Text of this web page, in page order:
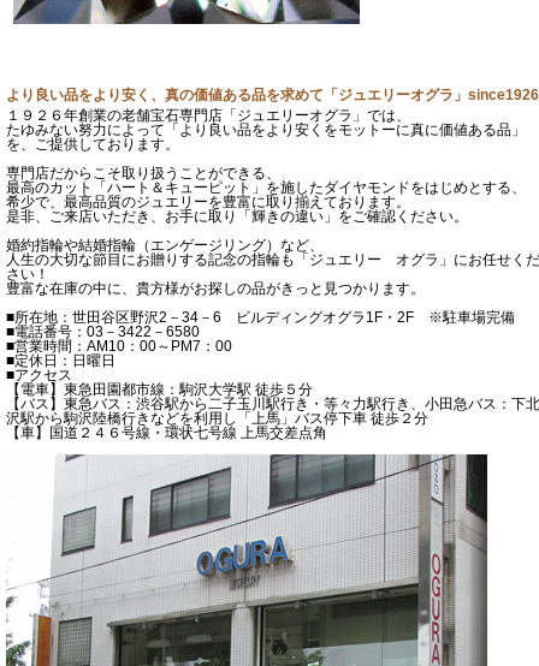
より良い品をより安く、真の価値ある品を求めて「ジュエリーオグラ」since1926
１９２６年創業の老舗宝石専門店「ジュエリーオグラ」では、
たゆみない努力によって「より良い品をより安くをモットーに真に価値ある品」
を、ご提供しております。
専門店だからこそ取り扱うことができる、
最高のカット「ハート＆キューピット」を施したダイヤモンドをはじめとする、
希少で、最高品質のジュエリーを豊富に取り揃えております。
是非、ご来店いただき、お手に取り「輝きの違い」をご確認ください。
婚約指輪や結婚指輪（エンゲージリング）など、
人生の大切な節目にお贈りする記念の指輪も「ジュエリー オグラ」にお任せくだ
さい！
豊富な在庫の中に、貴方様がお探しの品がきっと見つかります。
■所在地：世田谷区野沢2－34－6 ビルディングオグラ1F・2F ※駐車場完備
■電話番号：03－3422－6580
■営業時間：AM10：00～PM7：00
■定休日：日曜日
■アクセス
【電車】東急田園都市線：駒沢大学駅 徒歩５分
【バス】東急バス：渋谷駅から二子玉川駅行き・等々力駅行き、小田急バス：下北
沢駅から駒沢陸橋行きなどを利用し「上馬」バス停下車 徒歩２分
【車】国道２４６号線・環状七号線 上馬交差点角